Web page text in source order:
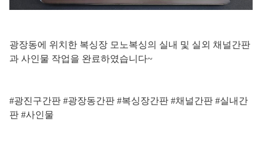
광장동에 위치한 복싱장 모노복싱의 실내 및 실외 채널간판
과 사인물 작업을 완료하였습니다~
#광진구간판 #광장동간판 #복싱장간판 #채널간판 #실내간
판 #사인물